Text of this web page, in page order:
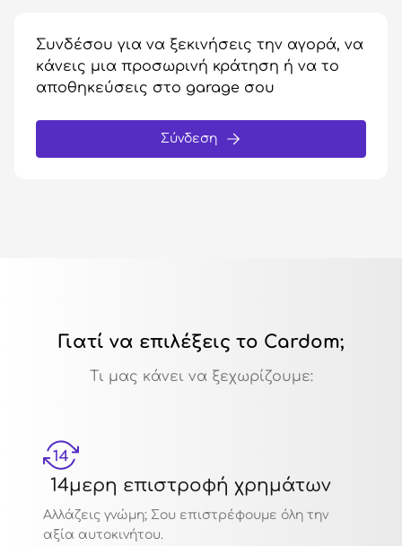
Συνδέσου για να ξεκινήσεις την αγορά, να
κάνεις μια προσωρινή κράτηση ή να το
αποθηκεύσεις στο garage σου
Σύνδεση
Γιατί να επιλέξεις το Cardom;
Τι μας κάνει να ξεχωρίζουμε:
14μερη επιστροφή χρημάτων
Αλλάζεις γνώμη; Σου επιστρέφουμε όλη την
αξία αυτοκινήτου.